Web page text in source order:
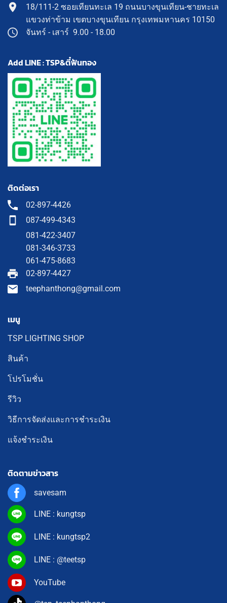
18/111-2 ซอยเทียนทะเล 19 ถนนบางขุนเทียน-ชายทะเล
แขวงท่าข้าม เขตบางขุนเทียน กรุงเทพมหานคร 10150
จันทร์ - เสาร์ 9.00 - 18.00
Add LINE : TSP&ตี๋ฟันทอง
ติดต่อเรา
02-897-4426
087-499-4343
081-422-3407
081-346-3733
061-475-8683
02-897-4427
teephanthong@gmail.com
เมนู
TSP LIGHTING SHOP
สินค้า
โปรโมชั่น
รีวิว
วิธีการจัดส่งและการชำระเงิน
แจ้งชำระเงิน
ติดตามข่าวสาร
savesam
LINE : kungtsp
LINE : kungtsp2
LINE : @teetsp
YouTube